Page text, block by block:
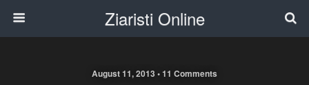
Ziaristi Online
August 11, 2013 • 11 Comments